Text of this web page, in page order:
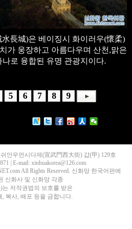
長城)은 베이징시 화이러우(懷柔)
가 웅장하고 아름다우며 산천,맑은
로 융합된 유명 관광지이다.
5 6 7 8 9
안우먼시다제(宣武門西大街) 갑(甲) 129호
| E-mail: xinhuakorea@126.com
All Rights Reserved. 신화망 한국어판에
신화사 및 신화망 각종
는 저작권법의 보호를 받은
, 복사, 배포 등을 금합니다.